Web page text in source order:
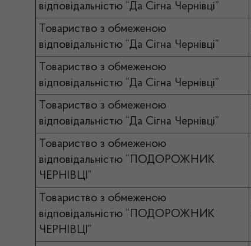
відповідальністю “Да Сігна Чернівці”
Товариство з обмеженою
відповідальністю “Да Сігна Чернівці”
Товариство з обмеженою
відповідальністю “Да Сігна Чернівці”
Товариство з обмеженою
відповідальністю “Да Сігна Чернівці”
Товариство з обмеженою
відповідальністю “ПОДОРОЖНИК
ЧЕРНІВЦІ”
Товариство з обмеженою
відповідальністю “ПОДОРОЖНИК
ЧЕРНІВЦІ”